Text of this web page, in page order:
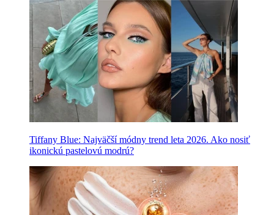
Tiffany Blue: Najväčší módny trend leta 2026. Ako nosiť
ikonickú pastelovú modrú?